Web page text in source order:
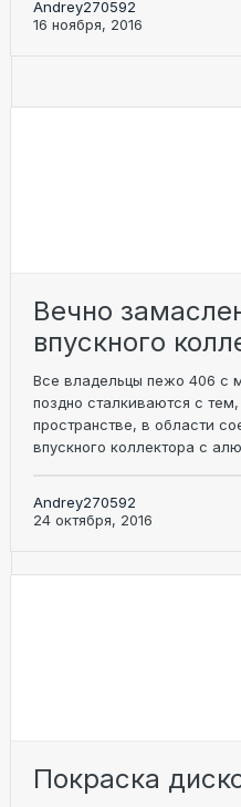
Andrey270592
16 ноября, 2016
Вечно
впускного
Все владельцы пежо 406 с
поздно сталкиваются с
пространстве, в области
впускного коллектора с
Andrey270592
24 октября, 2016
Покраска